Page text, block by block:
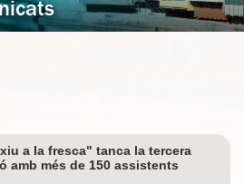
a la fresca" tanca la tercera
amb més de 150 assistents